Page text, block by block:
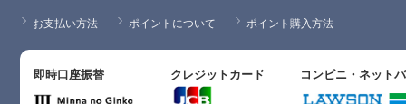
お支払い方法 ポイントについて ポイント購入方法
即時口座振替 クレジットカード コンビニ・ネット